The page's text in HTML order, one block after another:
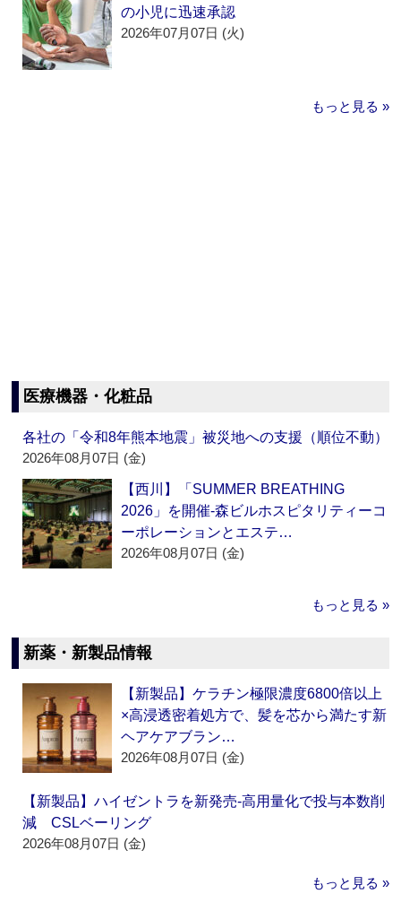
の小児に迅速承認
2026年07月07日 (火)
もっと見る »
医療機器・化粧品
各社の「令和8年熊本地震」被災地への支援（順位不動）
2026年08月07日 (金)
【西川】「SUMMER BREATHING
2026」を開催‐森ビルホスピタリティーコ
ーポレーションとエステ…
2026年08月07日 (金)
もっと見る »
新薬・新製品情報
【新製品】ケラチン極限濃度6800倍以上
×高浸透密着処方で、髪を芯から満たす新
ヘアケアブラン…
2026年08月07日 (金)
【新製品】ハイゼントラを新発売‐高用量化で投与本数削
減 CSLベーリング
2026年08月07日 (金)
もっと見る »